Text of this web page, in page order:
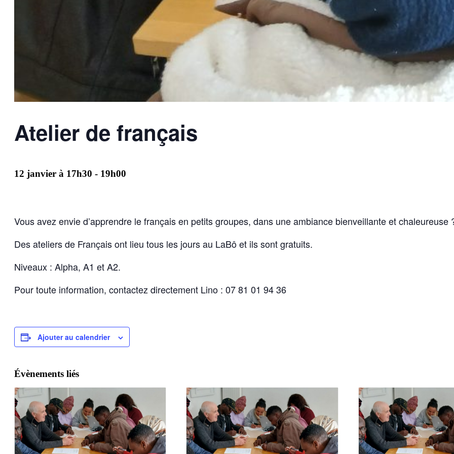
Atelier de français
12 janvier à 17h30 - 19h00
Vous avez envie d’apprendre le français en petits groupes, dans une ambiance bienveillante et chaleureuse
Des ateliers de Français ont lieu tous les jours au LaBô et ils sont gratuits.
Niveaux : Alpha, A1 et A2.
Pour toute information, contactez directement Lino : 07 81 01 94 36
Ajouter au calendrier
Évènements liés